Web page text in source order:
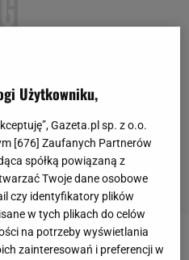
głośno było już
Użytkowniku,
Gazeta.pl sp. z o.o.
[676] Zaufanych Partnerów
spółką powiązaną z
Twoje dane osobowe
czy identyfikatory plików
w tych plikach do celów
na potrzeby wyświetlania
zainteresowań i preferencji w